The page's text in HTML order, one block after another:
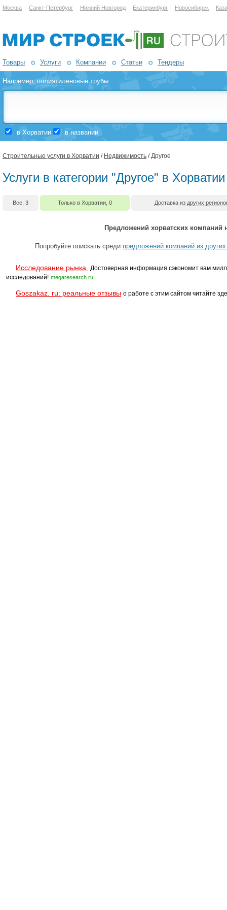
Москва Санкт-Петербург Нижний Новгород Екатеринбург Новосибирск
Товары Услуги Компании Статьи Тендеры
Например,полиэтиленовые трубы
в Хорватии в названии
Строительные услуги в Хорватии / Недвижимость / Другое
Услуги в категории "Другое" в Хорватии
Все, 3 Только в Хорватии, 0 Доставка из других
Предложений хорватских компаний
Попробуйте поискать среди предложений компаний из
Исследование рынка.
Достоверная информация сэкономит вам
исследований! megaresearch.ru
Goszakaz. ru: реальные отзывы о работе с этим сайтом читайте